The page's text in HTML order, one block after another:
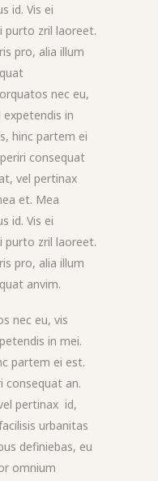
id. Vis ei
purto zril laoreet.
pro, alia illum
nec eu,
in
hinc partem ei
consequat
vel pertinax
et. Mea
id. Vis ei
purto zril laoreet.
pro, alia illum
anvim.
nec eu, vis
in mei.
partem ei est.
consequat an.
pertinax id,
urbanitas
definiebas, eu
omnium